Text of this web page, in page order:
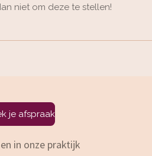
niet om deze te stellen!
je afspraak
in onze praktijk